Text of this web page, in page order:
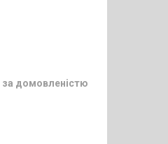
за домовленістю